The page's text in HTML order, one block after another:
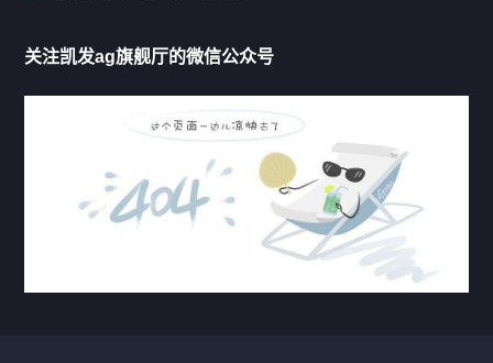
行业动态
关注凯发ag旗舰厅的微信公众号